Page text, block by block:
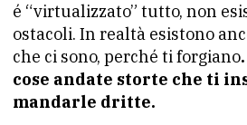
é “virtualizzato” tutto, non
ostacoli. In realtà esistono
che ci sono, perché ti forgiano
cose andate storte che ti
mandarle dritte.